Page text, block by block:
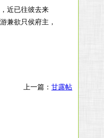
近已往彼去来
兼欲只侯府主，
上一篇：甘露帖